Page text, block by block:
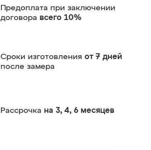
Предоплата при заключении
договора всего 10%
Сроки изготовления от 7 дней
после замера
Рассрочка на 3, 4, 6 месяцев